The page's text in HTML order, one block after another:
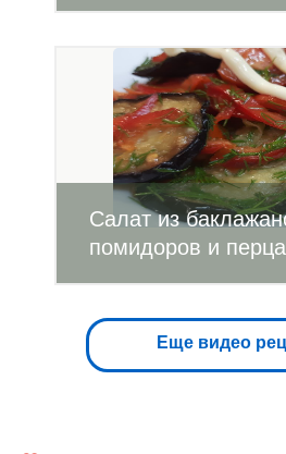
Салат из
помидоров и
Еще видео